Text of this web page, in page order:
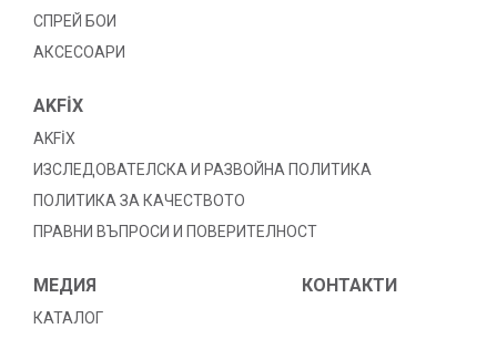
СПРЕЙ БОИ
АКСЕСОАРИ
AKFİX
AKFİX
ИЗСЛЕДОВАТЕЛСКА И РАЗВОЙНА ПОЛИТИКА
ПОЛИТИКА ЗА КАЧЕСТВОТО
ПРАВНИ ВЪПРОСИ И ПОВЕРИТЕЛНОСТ
МЕДИЯ
КАТАЛОГ
КОНТАКТИ